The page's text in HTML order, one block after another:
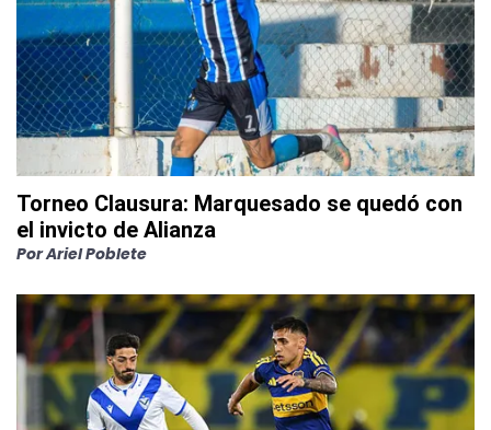
Torneo Clausura: Marquesado se quedó con
el invicto de Alianza
PorAriel Poblete